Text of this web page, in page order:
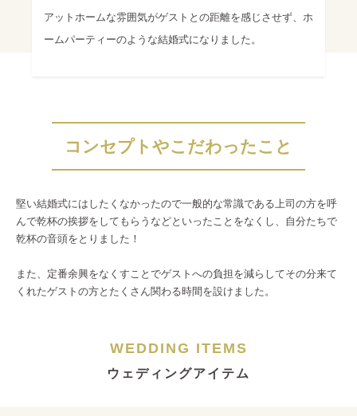
アットホームな雰囲気がゲストとの距離を感じさせず、ホ
ームパーティーのような結婚式になりました。
コンセプトやこだわったこと
堅い結婚式にはしたくなかったので一般的な常識である上司の方を呼
んで乾杯の挨拶をしてもらうなどといったことをなくし、自分たちで
乾杯の音頭をとりました！
また、定番余興をなくすことでゲストへの負担を減らしてその分来て
くれたゲストの方とたくさん関わる時間を設けました。
WEDDING ITEMS
ウェディングアイテム